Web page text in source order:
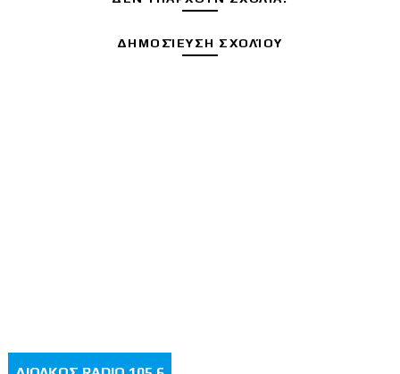
ΔΗΜΟΣΊΕΥΣΗ ΣΧΟΛΊΟΥ